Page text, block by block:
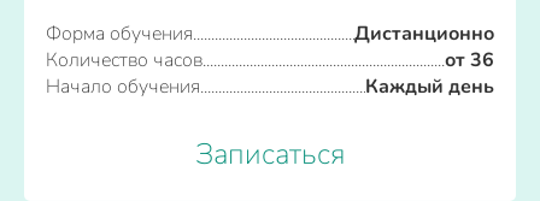
Форма обучения
Дистанционно
Количество часов
от 36
Начало обучения
Каждый день
Записаться